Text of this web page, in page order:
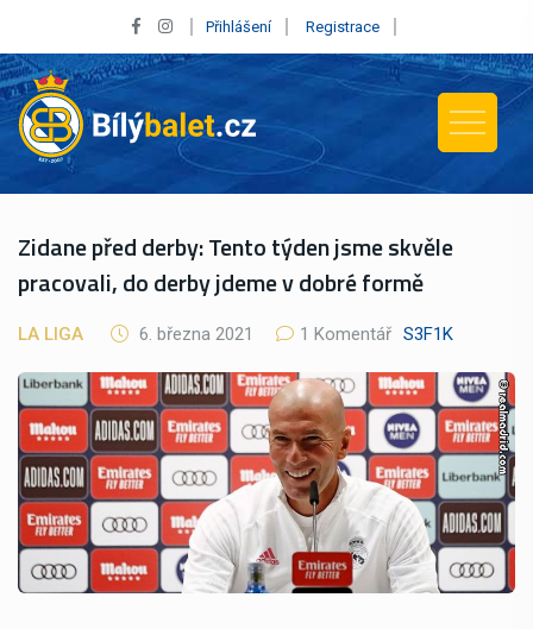
Přihlášení Registrace
Zidane před derby: Tento týden jsme skvěle
pracovali, do derby jdeme v dobré formě
LA LIGA 6. března 2021 1 Komentář S3F1K